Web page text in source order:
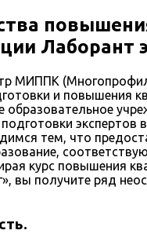
Лаборант
МИППК
и повышения
образовательное
экспертов
тем, что
курс повышения
вы получите ряд